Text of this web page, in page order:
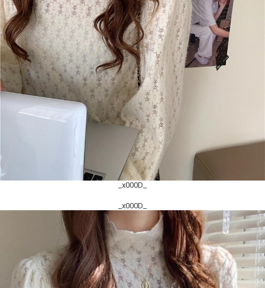
_x000D_
_x000D_